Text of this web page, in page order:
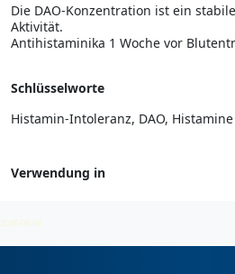
Die DAO-Konzentration ist ein
Aktivität.
Antihistaminika 1 Woche vor
Schlüsselworte
Histamin-Intoleranz, DAO,
Verwendung in
2026-08-08